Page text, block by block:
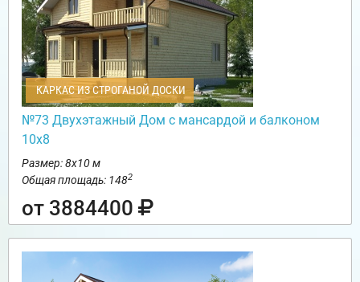
КАРКАС ИЗ СТРОГАНОЙ ДОСКИ
№73 Двухэтажный Дом с мансардой и балконом
10х8
Размер: 8х10 м
Общая площадь: 1482
от 3884400